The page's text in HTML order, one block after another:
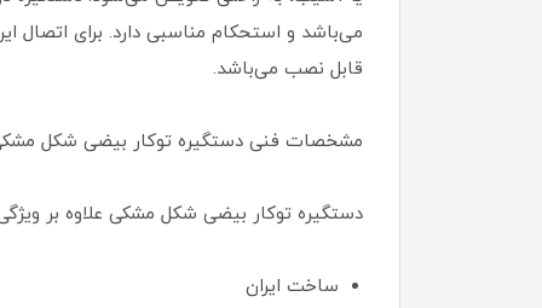
می‌باشد و استحکام مناسبی دارد. برای
قابل نصب می‌باشد.
مشخصات فنی دستگیره توکار بیضی شکل
دستگیره توکار بیضی شکل مشکی علاوه بر
ساخت ایران